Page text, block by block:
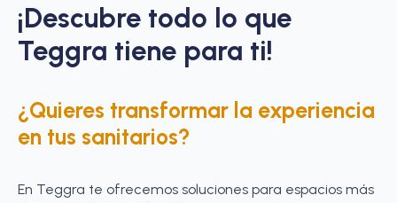
¡Descubre todo lo que
Teggra tiene para ti!
¿Quieres transformar la experiencia
en tus sanitarios?
En Teggra te ofrecemos soluciones para espacios más